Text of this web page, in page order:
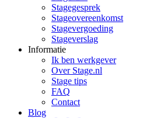
Stagegesprek
Stageovereenkomst
Stagevergoeding
Stageverslag
Informatie
Ik ben werkgever
Over Stage.nl
Stage tips
FAQ
Contact
Blog